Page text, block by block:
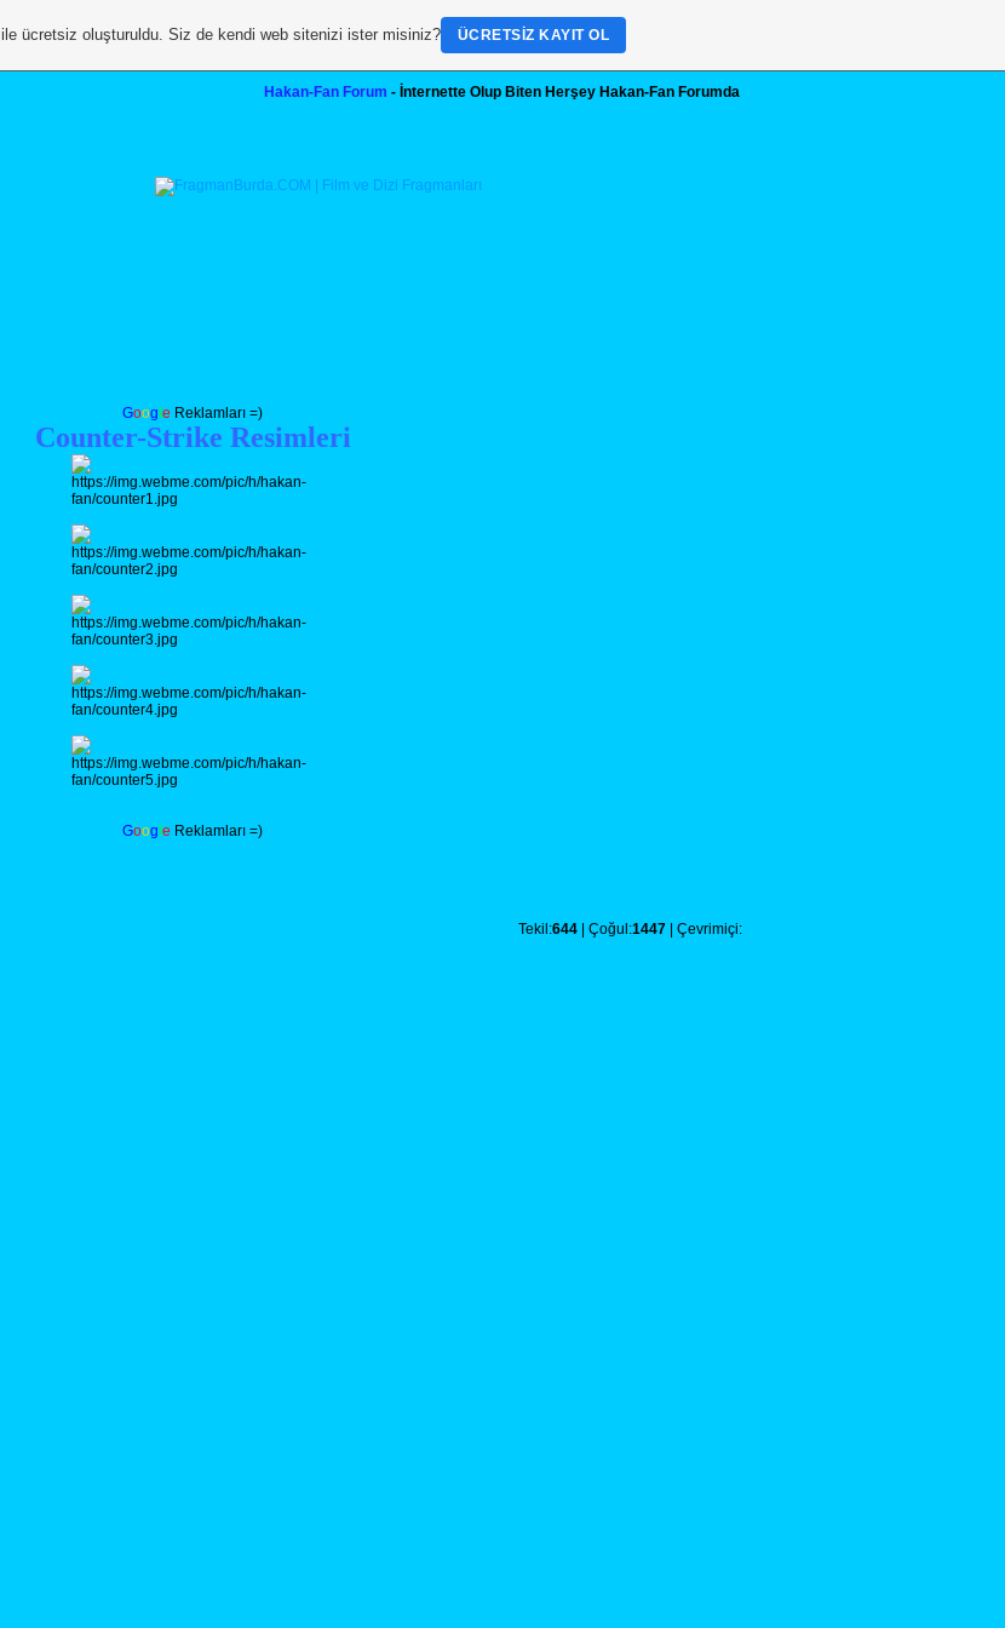
Hakan-Fan Forum - İnternette Olup Biten Herşey Hakan-Fan Forumda
Goog e Reklamları =)
Counter-Strike Resimleri
Goog e Reklamları =)
Tekil:644 | Çoğul:1447 | Çevrimiçi:
ile ücretsiz oluşturuldu. Siz de kendi web sitenizi ister misiniz? ÜCRETSIZ KAYIT OL